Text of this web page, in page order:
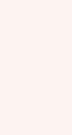
クルリムーバー 200mL